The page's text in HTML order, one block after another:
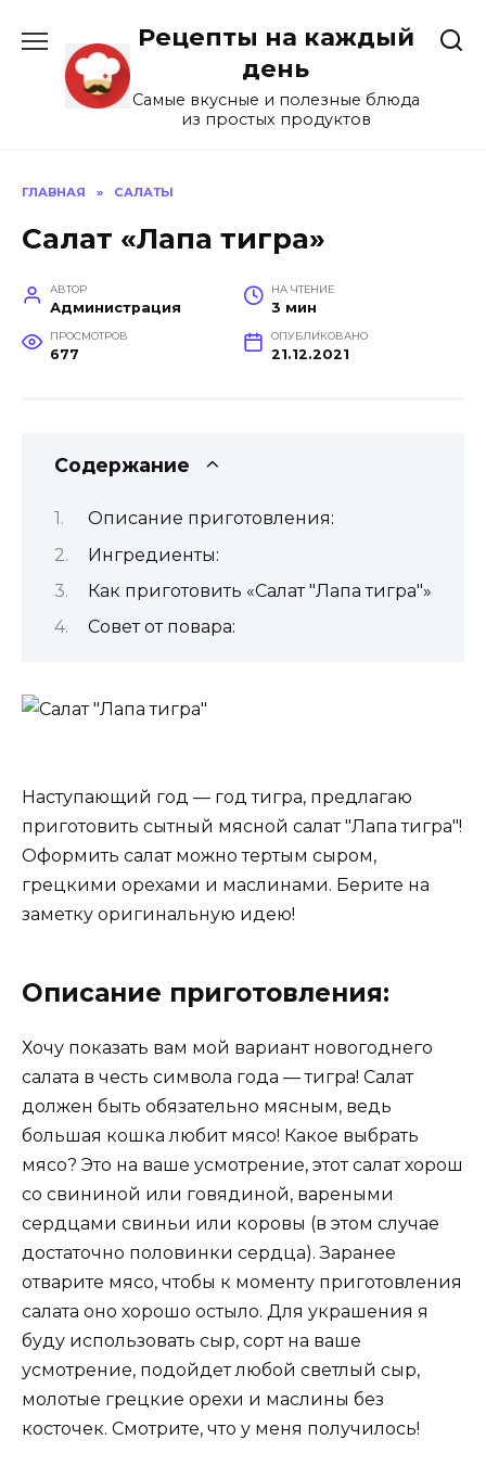
содержанию
Рецепты на каждый
день
Самые вкусные и полезные блюда
из простых продуктов
ГЛАВНАЯ » САЛАТЫ
Салат «Лапа тигра»
АВТОР
Администрация
НА ЧТЕНИЕ
3 мин
ПРОСМОТРОВ
677
ОПУБЛИКОВАНО
21.12.2021
Содержание
Описание приготовления:
Ингредиенты:
Как приготовить «Салат "Лапа тигра"»
Совет от повара:
Наступающий год — год тигра, предлагаю
приготовить сытный мясной салат "Лапа тигра"!
Оформить салат можно тертым сыром,
грецкими орехами и маслинами. Берите на
заметку оригинальную идею!
Описание приготовления:
Хочу показать вам мой вариант новогоднего
салата в честь символа года — тигра! Салат
должен быть обязательно мясным, ведь
большая кошка любит мясо! Какое выбрать
мясо? Это на ваше усмотрение, этот салат хорош
со свининой или говядиной, вареными
сердцами свиньи или коровы (в этом случае
достаточно половинки сердца). Заранее
отварите мясо, чтобы к моменту приготовления
салата оно хорошо остыло. Для украшения я
буду использовать сыр, сорт на ваше
усмотрение, подойдет любой светлый сыр,
молотые грецкие орехи и маслины без
косточек. Смотрите, что у меня получилось!